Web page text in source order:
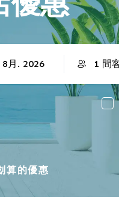
算的優惠